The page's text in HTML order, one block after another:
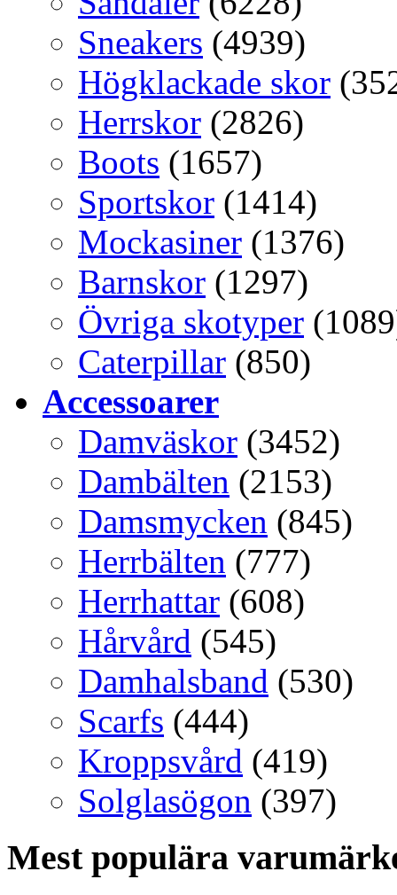
Sneakers (4939)
Högklackade skor
Herrskor (2826)
Boots (1657)
Sportskor (1414)
Mockasiner (1376)
Barnskor (1297)
Övriga skotyper
Caterpillar (850)
Accessoarer
Damväskor (3452)
Dambälten (2153)
Damsmycken (845)
Herrbälten (777)
Herrhattar (608)
Hårvård (545)
Damhalsband (530)
Scarfs (444)
Kroppsvård (419)
Solglasögon (397)
Mest populära